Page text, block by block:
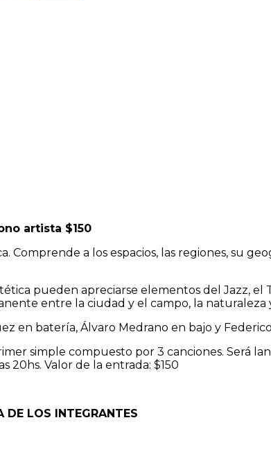
artista $150
a los espacios, las regiones, su
pueden apreciarse elementos del Jazz, el
entre la ciudad y el campo, la naturaleza
en batería, Álvaro Medrano en bajo y
simple compuesto por 3 canciones. Será
20hs. Valor de la entrada: $150
DE LOS INTEGRANTES